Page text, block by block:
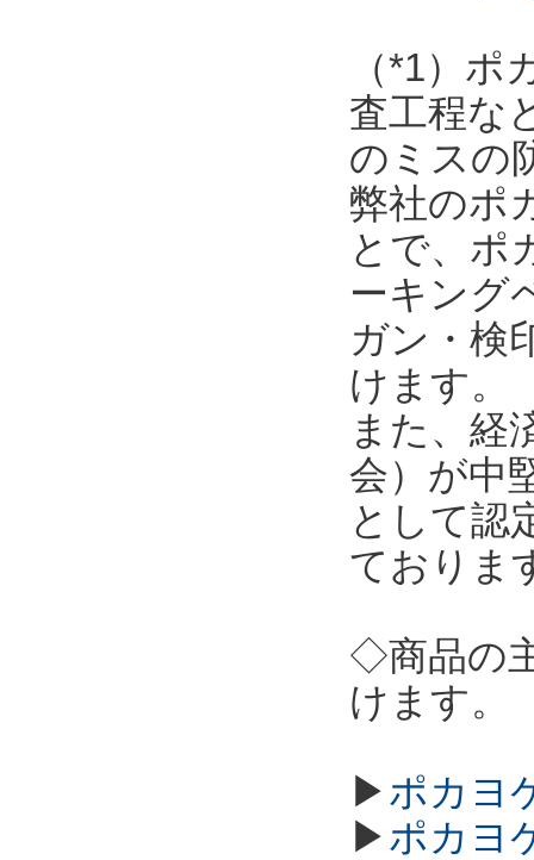
（*1）
査工程な
のミスの
弊社のポ
とで、ポ
ーキング
ガン・検
けます。
また、経
会）が中
として認
ておりま
◇商品の
けます。
▶ポカヨ
▶ポカヨ